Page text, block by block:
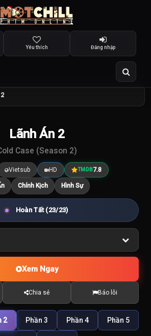
Yêu thích Đăng nhập
Lãnh Án 2
Case (Season 2)
Vietsub HD TMDB7.8
Chính Kịch Hình Sự
Hoàn Tất (23/23)
Xem Ngay
Chia sẻ Báo lỗi
2 Phần 3 Phần 4 Phần 5